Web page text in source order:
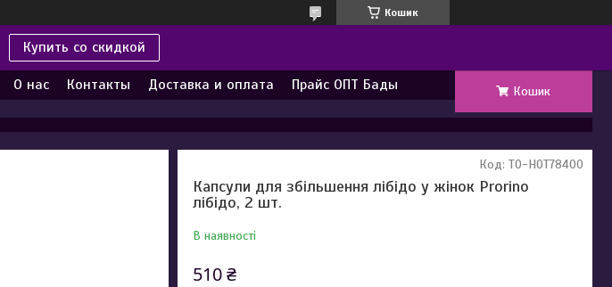
Кошик
Купить со скидкой
О нас Контакты Доставка и оплата Прайс ОПТ Бады Кошик
Капсули для збільшення лібідо у жінок Prorino
лібідо, 2 шт.
В наявності
Код: TO-HOT78400
510 ₴